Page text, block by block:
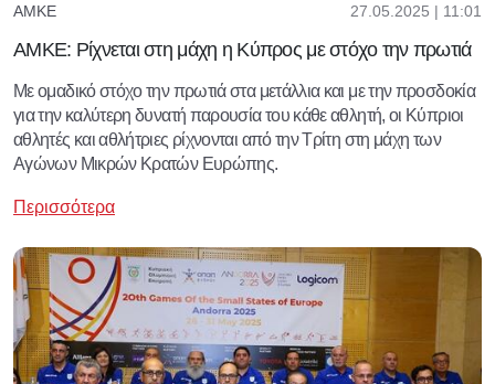
ΑΜΚΕ 27.05.2025 | 11:01
ΑΜΚΕ: Ρίχνεται στη μάχη η Κύπρος με στόχο την πρωτιά
Με ομαδικό στόχο την πρωτιά στα μετάλλια και με την προσδοκία
για την καλύτερη δυνατή παρουσία του κάθε αθλητή, οι Κύπριοι
αθλητές και αθλήτριες ρίχνονται από την Τρίτη στη μάχη των
Αγώνων Μικρών Κρατών Ευρώπης.
Περισσότερα